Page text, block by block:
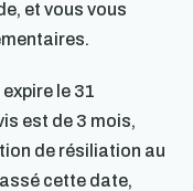
et vous vous
le 31
est de 3 mois,
de résiliation au
cette date,